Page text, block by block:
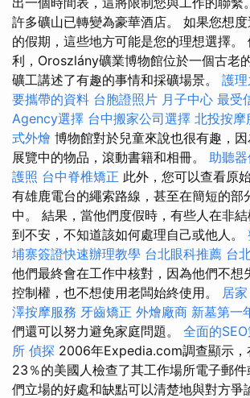
許多礦山已轉變為豪華酒店。 如果您想
的假期，這些地方可能是您的理想選擇。
利，Oroszlány礦業博物館位於一個古老
礦工講述了有趣的事情和採礦場景。 護
要攜帶的資料 台胞證照片 月子中心 最受
Agency選擇 台中搬家公司選擇 北投按摩
式外燴 博物館對於兒童來說也很有趣，
展覽中的物品，滾動書籍和相冊。 助聽
護照 台中脊椎矯正 此外，您可以查看原
有雄鹿電台的繩索路線，甚至在簡短的部
中。 結果，當他們度假時，有些人在非
到不安，不知道該如何處理自己或他人。
埔寨簽證快速辦理教學 台北眼科推薦 台
他們最終會在工作中核對，因為他們不想
控制權，也不想使用老闆始終使用。 居家
澤按摩服務 牙齒矯正 外燴廠商 新墓第一
們還可以努力避免家庭問題。 全面的
所 偵探 2006年Expedia.com調查顯示，
23％的美國人檢查了其工作場所電子郵
們立場的好處和缺點可以清楚地與對方爭